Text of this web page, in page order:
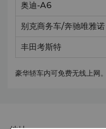
奥迪-A6
别克商务车/奔驰唯雅诺
丰田考斯特
豪华轿车内可免费无线上网。